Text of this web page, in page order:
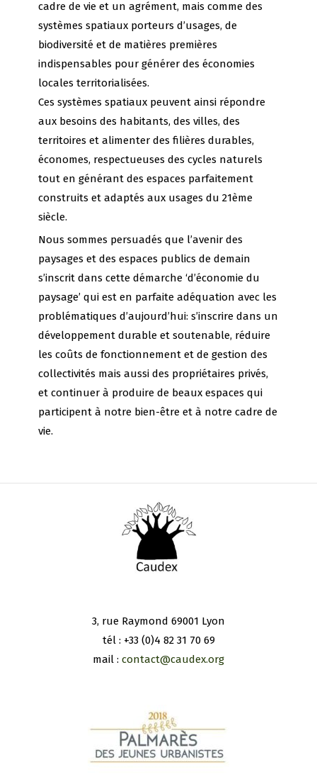
cadre de vie et un agrément, mais comme des
systèmes spatiaux porteurs d’usages, de
biodiversité et de matières premières
indispensables pour générer des économies
locales territorialisées.
Ces systèmes spatiaux peuvent ainsi répondre
aux besoins des habitants, des villes, des
territoires et alimenter des filières durables,
économes, respectueuses des cycles naturels
tout en générant des espaces parfaitement
construits et adaptés aux usages du 21ème
siècle.
Nous sommes persuadés que l’avenir des
paysages et des espaces publics de demain
s’inscrit dans cette démarche ‘d’économie du
paysage’ qui est en parfaite adéquation avec les
problématiques d’aujourd’hui: s’inscrire dans un
développement durable et soutenable, réduire
les coûts de fonctionnement et de gestion des
collectivités mais aussi des propriétaires privés,
et continuer à produire de beaux espaces qui
participent à notre bien-être et à notre cadre de
vie.
3, rue Raymond 69001 Lyon
tél : +33 (0)4 82 31 70 69
mail : contact@caudex.org